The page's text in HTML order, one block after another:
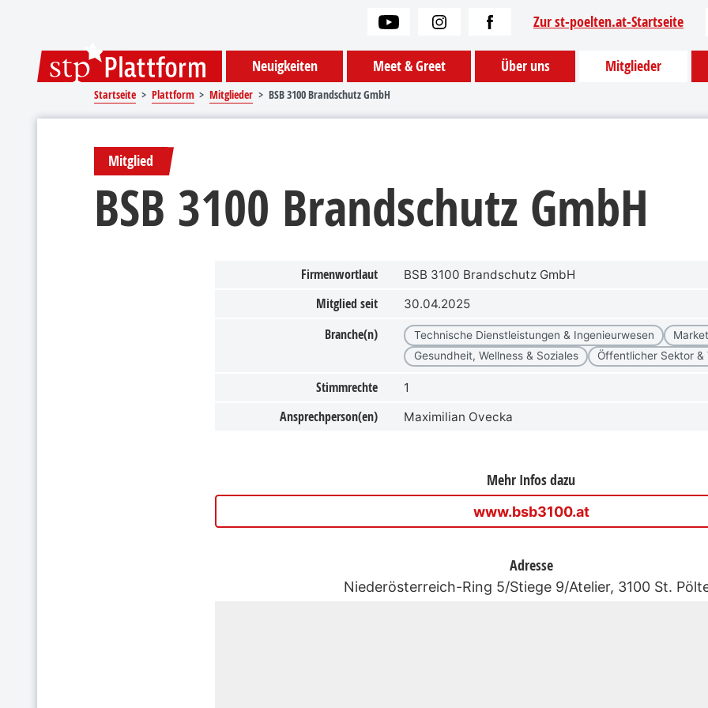
Neuigkeiten Meet & Greet Über uns Mitglieder
Zur st-poelten.at-Startseite
Startseite Plattform Mitglieder BSB 3100 Brandschutz GmbH
Mitglied
BSB 3100 Brandschutz GmbH
Firmenwortlaut BSB 3100 Brandschutz GmbH
Mitglied seit 30.04.2025
Branche(n) Technische Dienstleistungen & Ingenieurwesen
Gesundheit, Wellness & Soziales
Öffentlicher Sektor &
Stimmrechte 1
Ansprechperson(en) Maximilian Ovecka
Mehr Infos dazu
www.bsb3100.at
Adresse
Niederösterreich-Ring 5/Stiege 9/Atelier, 3100 St.